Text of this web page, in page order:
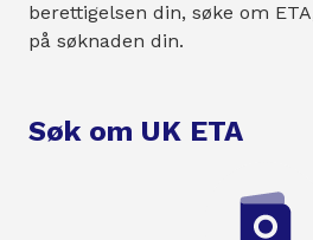
berettigelsen din, søke om
på søknaden din.
Søk om UK ETA